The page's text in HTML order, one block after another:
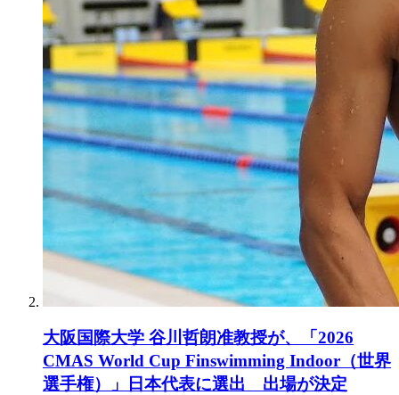
大阪国際大学 谷川哲朗准教授が、「2026
CMAS World Cup Finswimming Indoor（世界
選手権）」日本代表に選出 出場が決定